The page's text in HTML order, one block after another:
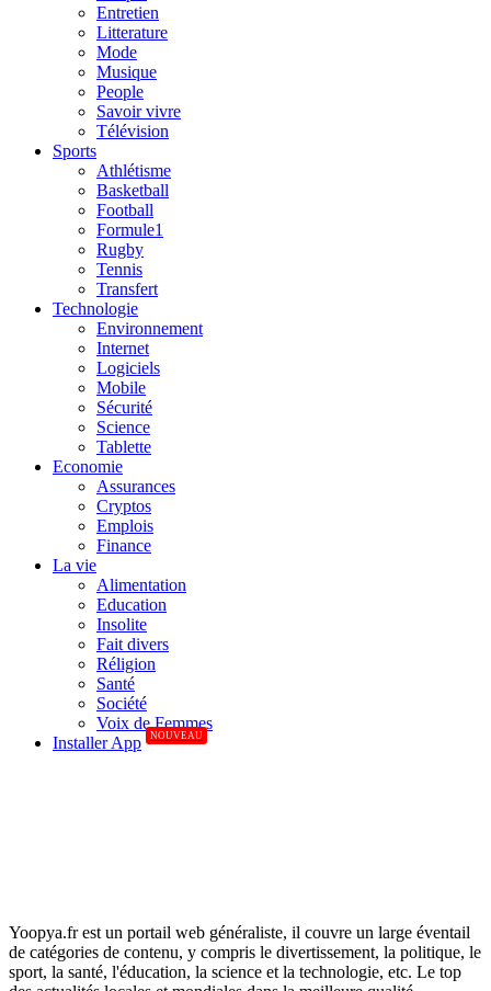
Entretien
Litterature
Mode
Musique
People
Savoir vivre
Télévision
Sports
Athlétisme
Basketball
Football
Formule1
Rugby
Tennis
Transfert
Technologie
Environnement
Internet
Logiciels
Mobile
Sécurité
Science
Tablette
Economie
Assurances
Cryptos
Emplois
Finance
La vie
Alimentation
Education
Insolite
Fait divers
Réligion
Santé
Société
Voix de Femmes
Installer App
NOUVEAU
Yoopya.fr est un portail web généraliste, il couvre un large éventail
de catégories de contenu, y compris le divertissement, la politique, le
sport, la santé, l'éducation, la science et la technologie, etc. Le top